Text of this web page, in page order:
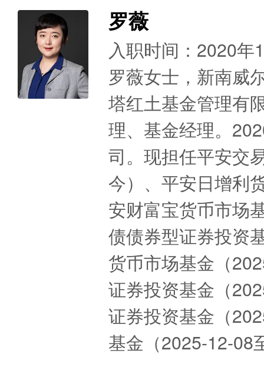
罗薇
入职时间：2020年
罗薇女士，新南威
塔红土基金管理有
理、基金经理。
司。现担任平安交
今）、平安日增利
安财富宝货币市场
债债券型证券投资
货币市场基金（
证券投资基金（
证券投资基金（
基金（2025-12-08